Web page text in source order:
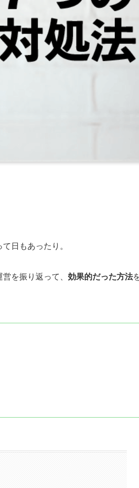
て日もあったり。
を振り返って、 効果的だった方法